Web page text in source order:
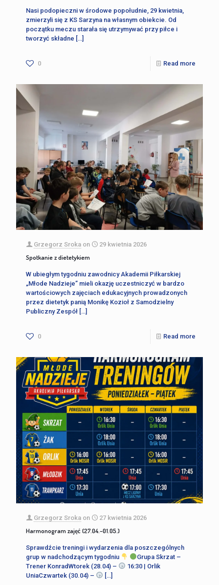
Nasi podopieczni w środowe popołudnie, 29 kwietnia,
zmierzyli się z KS Sarzyna na własnym obiekcie. Od
początku meczu starała się utrzymywać przy piłce i
tworzyć składne […]
0 Read more
Grzegorz Sroka on 29 kwietnia 2026
Spotkanie z dietetykiem
W ubiegłym tygodniu zawodnicy Akademii Piłkarskiej
„Młode Nadzieje” mieli okazję uczestniczyć w bardzo
wartościowych zajęciach edukacyjnych prowadzonych
przez dietetyk panią Monikę Kozioł z Samodzielny
Publiczny Zespół […]
0 Read more
Grzegorz Sroka on 27 kwietnia 2026
Harmonogram zajęć (27.04.–01.05.)
Sprawdźcie treningi i wydarzenia dla poszczególnych
grup w nadchodzącym tygodniu
Grupa Skrzat –
Trener KonradWtorek (28.04) –
16:30 | Orlik
UniaCzwartek (30.04) –
[…]